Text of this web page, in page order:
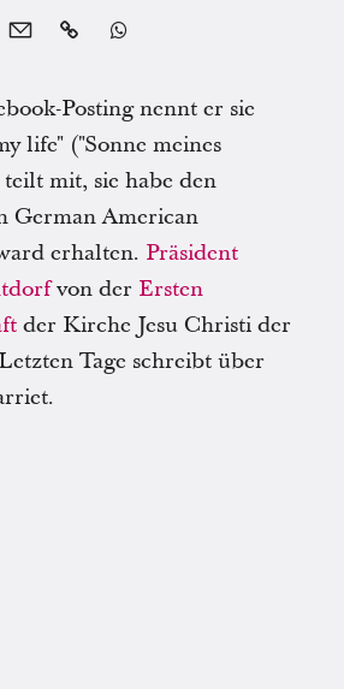
 
Posting nennt er sie
life" ("Sonne meines
mit, sie habe den
German American
erhalten. Präsident
von der Ersten
der Kirche Jesu Christi der
Tage schreibt über